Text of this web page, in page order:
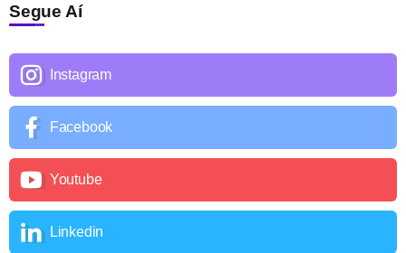
Segue Aí
Instagram
Facebook
Youtube
Linkedin